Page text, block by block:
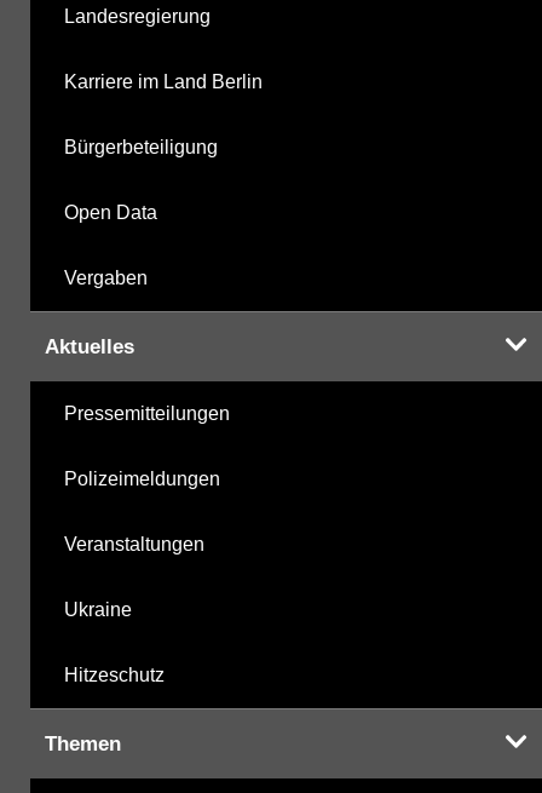
Landesregierung
Karriere im Land Berlin
Bürgerbeteiligung
Open Data
Vergaben
Aktuelles
Pressemitteilungen
Polizeimeldungen
Veranstaltungen
Ukraine
Hitzeschutz
Themen